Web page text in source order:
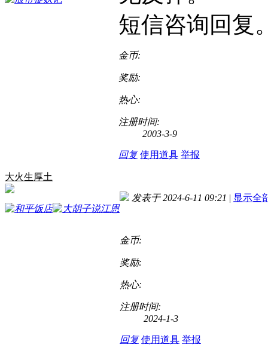
短信咨询回复
金币:
奖励:
热心:
注册时间:
2003-3-9
回复 使用道具 举报
大火生厚土
发表于 2024-6-11 09:21 | 显示全
金币:
奖励:
热心:
注册时间:
2024-1-3
回复 使用道具 举报